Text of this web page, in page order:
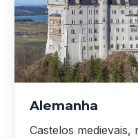
Alemanha
Castelos medievais,